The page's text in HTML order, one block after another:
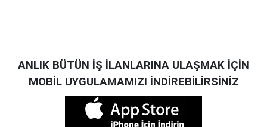
ANLIK BÜTÜN İŞ İLANLARINA ULAŞMAK İÇİN
MOBİL UYGULAMAMIZI İNDİREBİLİRSİNİZ